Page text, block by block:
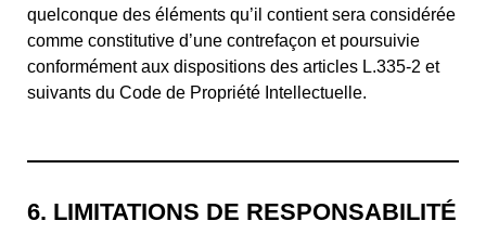
quelconque des éléments qu’il contient sera considérée
comme constitutive d’une contrefaçon et poursuivie
conformément aux dispositions des articles L.335-2 et
suivants du Code de Propriété Intellectuelle.
6. LIMITATIONS DE RESPONSABILITÉ